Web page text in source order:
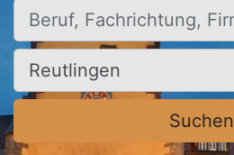
Beruf, Fachrichtung, Firma
Ort, Stadt
Suchen